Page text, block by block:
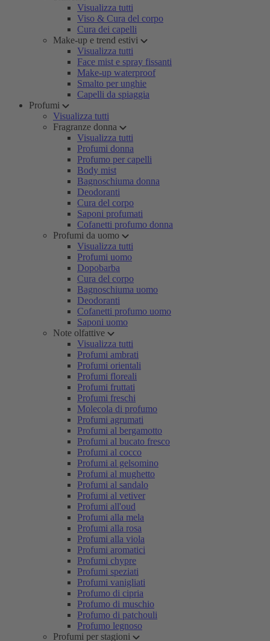
Visualizza tutti
Viso & Cura del corpo
Cura dei capelli
Make-up e trend estivi
Visualizza tutti
Face mist e spray fissanti
Make-up waterproof
Smalto per unghie
Capelli da spiaggia
Profumi
Visualizza tutti
Fragranze donna
Visualizza tutti
Profumi donna
Profumo per capelli
Body mist
Bagnoschiuma donna
Deodoranti
Cura del corpo
Saponi profumati
Cofanetti profumo donna
Profumi da uomo
Visualizza tutti
Profumi uomo
Dopobarba
Cura del corpo
Bagnoschiuma uomo
Deodoranti
Cofanetti profumo uomo
Saponi uomo
Note olfattive
Visualizza tutti
Profumi ambrati
Profumi orientali
Profumi floreali
Profumi fruttati
Profumi freschi
Molecola di profumo
Profumi agrumati
Profumi al bergamotto
Profumi al bucato fresco
Profumi al cocco
Profumi al gelsomino
Profumi al mughetto
Profumi al sandalo
Profumi al vetiver
Profumi all'oud
Profumi alla mela
Profumi alla rosa
Profumi alla viola
Profumi aromatici
Profumi chypre
Profumi speziati
Profumi vanigliati
Profumo di cipria
Profumo di muschio
Profumo di patchouli
Profumo legnoso
Profumi per stagioni